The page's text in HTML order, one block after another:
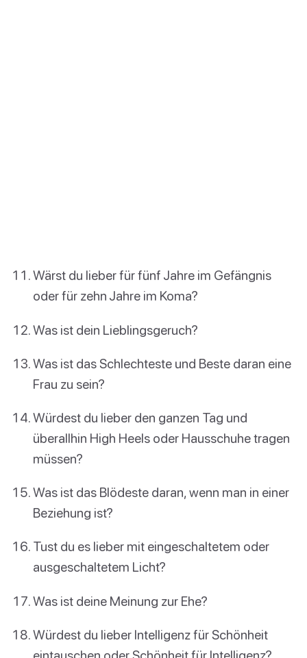
Wärst du lieber für fünf Jahre im Gefängnis
oder für zehn Jahre im Koma?
Was ist dein Lieblingsgeruch?
Was ist das Schlechteste und Beste daran eine
Frau zu sein?
Würdest du lieber den ganzen Tag und
überallhin High Heels oder Hausschuhe tragen
müssen?
Was ist das Blödeste daran, wenn man in einer
Beziehung ist?
Tust du es lieber mit eingeschaltetem oder
ausgeschaltetem Licht?
Was ist deine Meinung zur Ehe?
Würdest du lieber Intelligenz für Schönheit
eintauschen oder Schönheit für Intelligenz?